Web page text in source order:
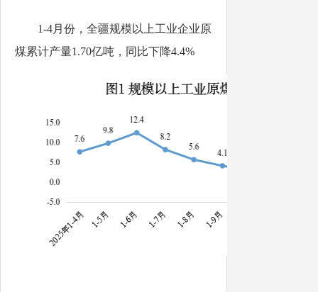
1-4月份 ，全疆规模以上工业企业原
煤累计产量1.70亿吨，同比下降4.4%